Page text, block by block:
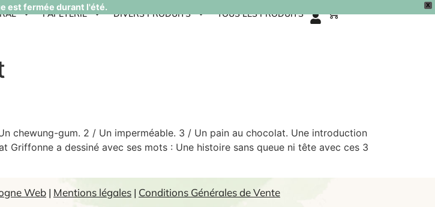
X
est fermée durant l'été.
PAPETERIE DIVERS PRODUITS TOUS LES PRODUITS
chewung-gum. 2 / Un imperméable. 3 / Un pain au chocolat. Une introduction
Griffonne a dessiné avec ses mots : Une histoire sans queue ni tête avec ces 3
Web | Mentions légales | Conditions Générales de Vente